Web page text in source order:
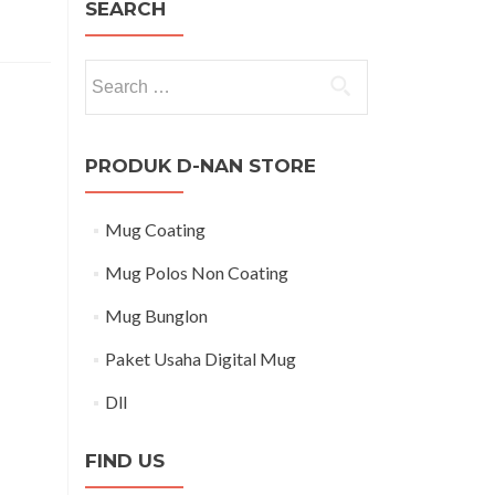
SEARCH
PRODUK D-NAN STORE
Mug Coating
Mug Polos Non Coating
Mug Bunglon
Paket Usaha Digital Mug
Dll
FIND US